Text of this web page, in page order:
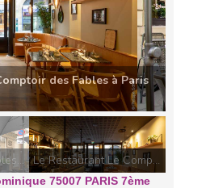
la terrasse
Le Restaurant Le Comptoir des Fables à Paris 7ème
Le Comptoir des Fables la terrasse
75007 PARIS 7ème